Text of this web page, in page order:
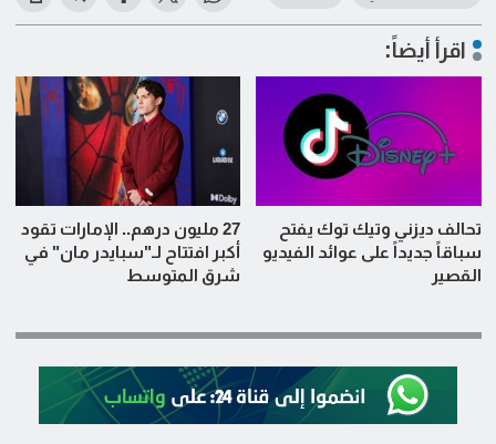
اقرأ أيضاً:
تحالف ديزني وتيك توك يفتح
سباقاً جديداً على عوائد الفيديو
القصير
27 مليون درهم.. الإمارات تقود
أكبر افتتاح لـ"سبايدر مان" في
شرق المتوسط